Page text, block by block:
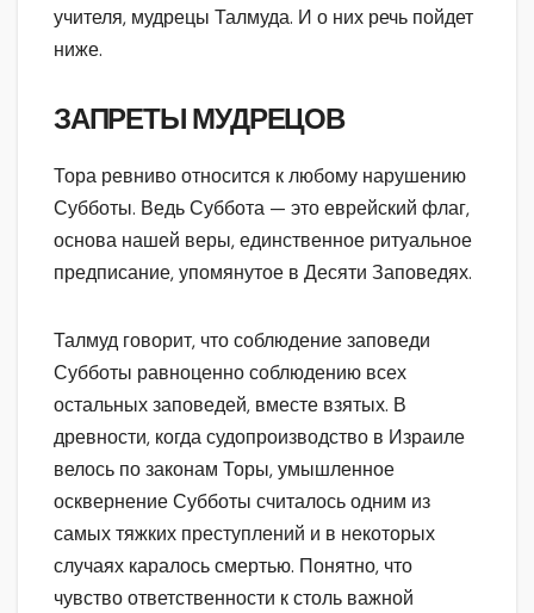
учителя, мудрецы Талмуда. И о них речь пойдет
ниже.
ЗАПРЕТЫ МУДРЕЦОВ
Тора ревниво относится к любому нарушению
Субботы. Ведь Суббота — это еврейский флаг,
основа нашей веры, единственное ритуальное
предписание, упомянутое в Десяти Заповедях.
Талмуд говорит, что соблюдение заповеди
Субботы равноценно соблюдению всех
остальных заповедей, вместе взятых. В
древности, когда судопроизводство в Израиле
велось по законам Торы, умышленное
осквернение Субботы считалось одним из
самых тяжких преступлений и в некоторых
случаях каралось смертью. Понятно, что
чувство ответственности к столь важной